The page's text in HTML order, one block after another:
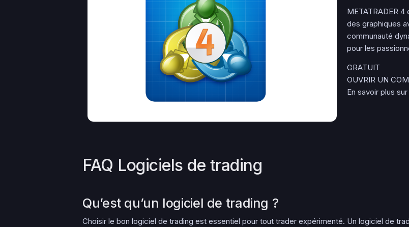
METATRADER
des graphiques
communauté
pour les
GRATUIT
OUVRIR UN
En savoir plus
FAQ Logiciels de trading
Qu’est qu’un logiciel de trading ?
Choisir le bon logiciel de trading est essentiel pour tout trader expérimenté. Un logiciel de